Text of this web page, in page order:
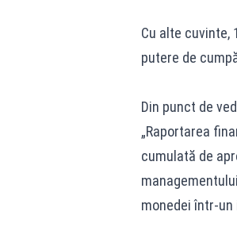
Cu alte cuvinte,
putere de
Din punct de
„Raportarea
cumulată de
monedei într-